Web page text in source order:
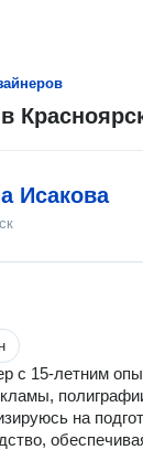
Исакова
с 15-летним
на